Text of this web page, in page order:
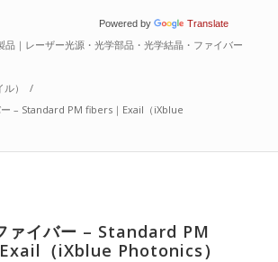
Powered by Translate
品｜レーザー光源・光学部品・光学結晶・ファイバー
）
/
– Standard PM fibers｜Exail（iXblue
ァイバー – Standard PM
（iXblue Photonics）